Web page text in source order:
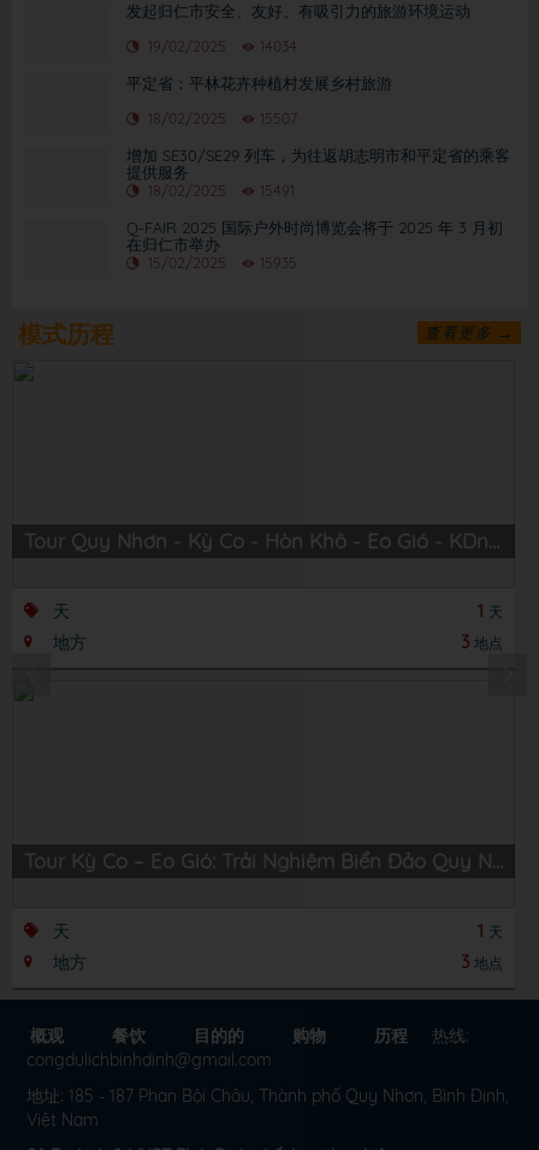
发起归仁市安全、友好、有吸引力的旅游环境运动
19/02/2025 14034
平定省：平林花卉种植村发展乡村旅游
18/02/2025 15507
增加 SE30/SE29 列车，为往返胡志明市和平定省的乘客
提供服务
18/02/2025 15491
Q-FAIR 2025 国际户外时尚博览会将于 2025 年 3 月初
在归仁市举办
15/02/2025 15935
模式历程 查看更多 →
Tour Quy Nhơn - Kỳ Co - Hòn Khô - Eo Gió - KDn Trung Lương
天 1 天
地方 3 地点
Tour Kỳ Co – Eo Gió: Trải Nghiệm Biển Đảo Quy Nhơn Hùng Vĩ
天 1 天
地方 3 地点
概观 餐饮 目的的 购物 历程
热线:
congdulichbinhdinh@gmail.com
地址: 185 - 187 Phan Bội Châu, Thành phố Quy Nhơn, Bình Định,
Việt Nam